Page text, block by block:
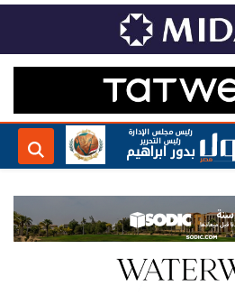
رئيس مجلس الإدارة
رئيس التحرير
بدور ابراهيم